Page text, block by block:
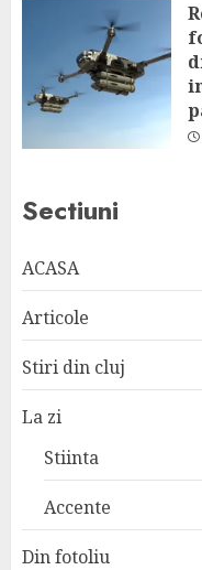
Sectiuni
ACASA
Articole
Stiri din cluj
La zi
Stiinta
Accente
Din fotoliu